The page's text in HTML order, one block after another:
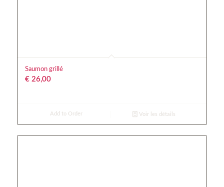
Saumon grillé
€26,00
Add to Order Voir les détails